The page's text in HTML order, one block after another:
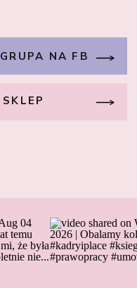
GRUPA NA FB
SKLEP